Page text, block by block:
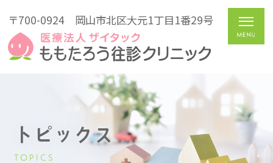
〒700-0924 岡山市北区大元1丁目1番29号
トピックス
TOPICS